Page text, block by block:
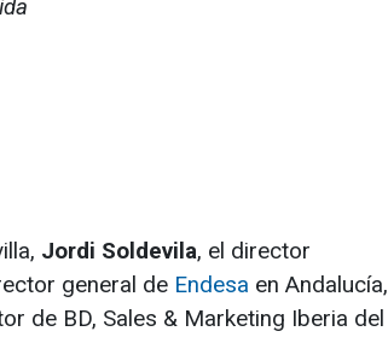
Jordi Soldevila, el director
general de Endesa en Andalucía,
de BD, Sales & Marketing Iberia del